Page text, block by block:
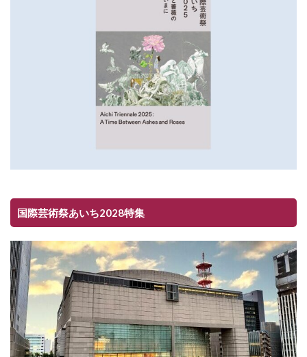
国際芸術祭あいち2028特集